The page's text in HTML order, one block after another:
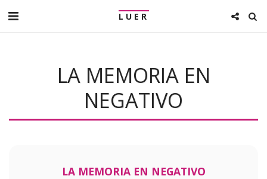
LUER
LA MEMORIA EN
NEGATIVO
LA MEMORIA EN NEGATIVO